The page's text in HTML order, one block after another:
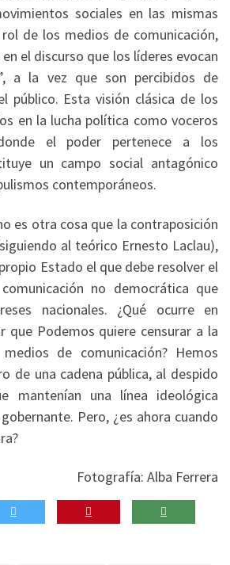
sociales en las mismas
de los medios de comunicación,
el discurso que los líderes evocan
a la vez que son percibidos de
público. Esta visión clásica de los
en la lucha política como voceros
el poder pertenece a los
un campo social antagónico
contemporáneos.
es otra cosa que la contraposición
al teórico Ernesto Laclau),
Estado el que debe resolver el
no democrática que
nacionales. ¿Qué ocurre en
que Podemos quiere censurar a la
de comunicación? Hemos
de una cadena pública, al despido
mantenían una línea ideológica
Pero, ¿es ahora cuando
Fotografía: Alba Ferrera